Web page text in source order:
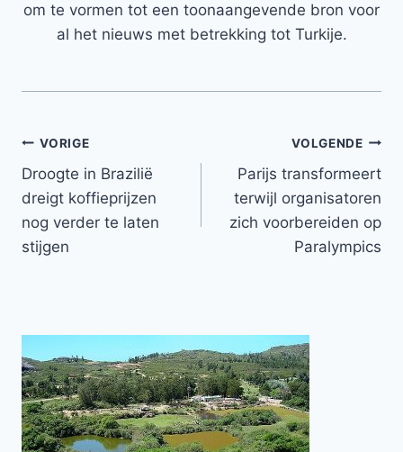
om te vormen tot een toonaangevende bron voor
al het nieuws met betrekking tot Turkije.
Bericht
navigatie
VORIGE
Droogte in Brazilië
dreigt koffieprijzen
nog verder te laten
stijgen
VOLGENDE
Parijs transformeert
terwijl organisatoren
zich voorbereiden op
Paralympics